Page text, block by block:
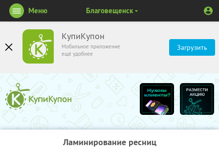
КупиКупон
Мобильное приложение
ещё удобнее
Загрузить
Меню Благовещенск
Ламинирование ресниц